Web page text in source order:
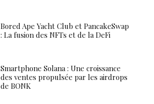
Bored Ape Yacht Club et PancakeSwap
: La fusion des NFTs et de la DeFi
Smartphone Solana : Une croissance
des ventes propulsée par les airdrops
de BONK